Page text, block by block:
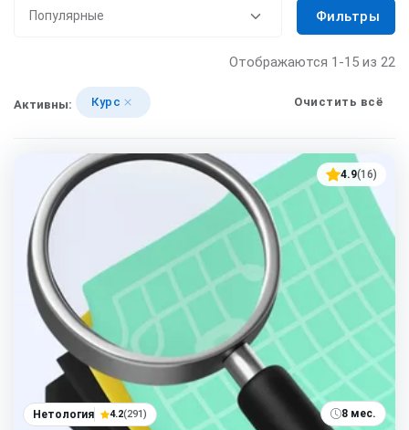
Фильтры
Отображаются 1-15 из 22
Активны: Курс Очистить всё
4.9(16)
Нетология 4.2(291) 8 мес.